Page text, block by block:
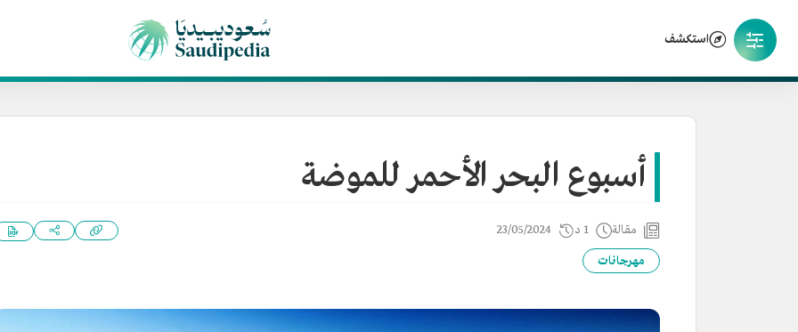
استكشف
أسبوع البحر الأحمر للموضة
مقالة 1 د 23/05/2024
مهرجانات